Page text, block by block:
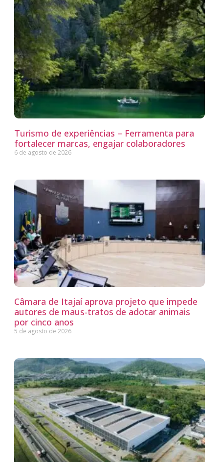
Turismo de experiências – Ferramenta para
fortalecer marcas, engajar colaboradores
6 de agosto de 2026
Câmara de Itajaí aprova projeto que impede
autores de maus-tratos de adotar animais
por cinco anos
5 de agosto de 2026